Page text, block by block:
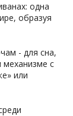
одна
образуя
- для сна,
с
или